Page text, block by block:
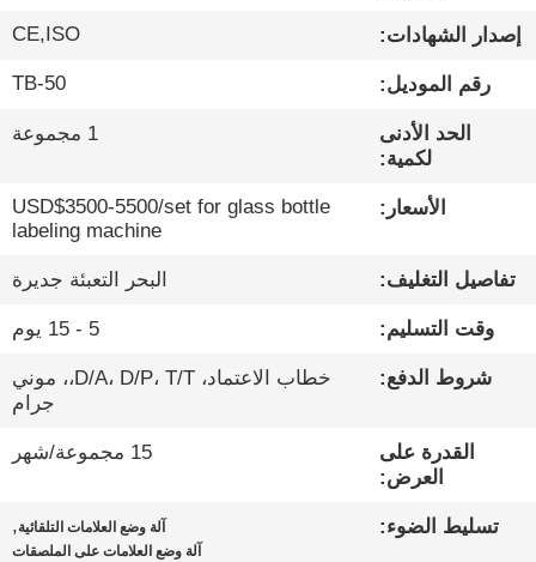
جولة
المعمل
الجودة
اتصل
الآن
إصدار الشهادات: CE,ISO
رقم الموديل: TB-50
الحد الأدنى
لكمية:
1 مجموعة
الأسعار:
USD$3500-5500/set for glass bottle
labeling machine
تفاصيل التغليف: البحر التعبئة جديرة
وقت التسليم: 5 - 15 يوم
شروط الدفع:
خطاب الاعتماد، D/A، D/P، T/T،، موني
جرام
القدرة على
العرض:
15 مجموعة/شهر
تسليط الضوء: آلة وضع العلامات التلقائية,
آلة وضع العلامات على الملصقات